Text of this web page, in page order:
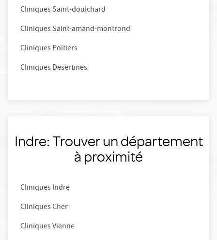
Cliniques Saint-doulchard
Cliniques Saint-amand-montrond
Cliniques Poitiers
Cliniques Desertines
Indre: Trouver un département
à proximité
Cliniques Indre
Cliniques Cher
Cliniques Vienne